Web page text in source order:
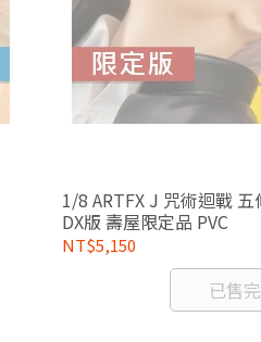
1/8 ARTFX J 咒術迴戰 五條悟 懷玉 玉折Ver.
DX版 壽屋限定品 PVC
NT$5,150
已售完